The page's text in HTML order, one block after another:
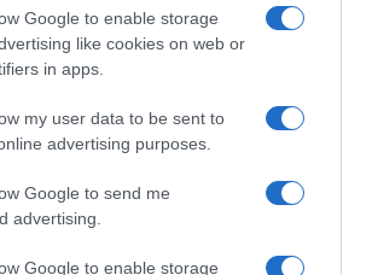
Google to enable storage
like cookies on web or
in apps.
my user data to be sent to
advertising purposes.
Google to send me
advertising.
Google to enable storage
Twitter
,boldogság ,esküvő,királyi
herceg,kívánság,II. Erzsébet királyné
Következő bejegyzés